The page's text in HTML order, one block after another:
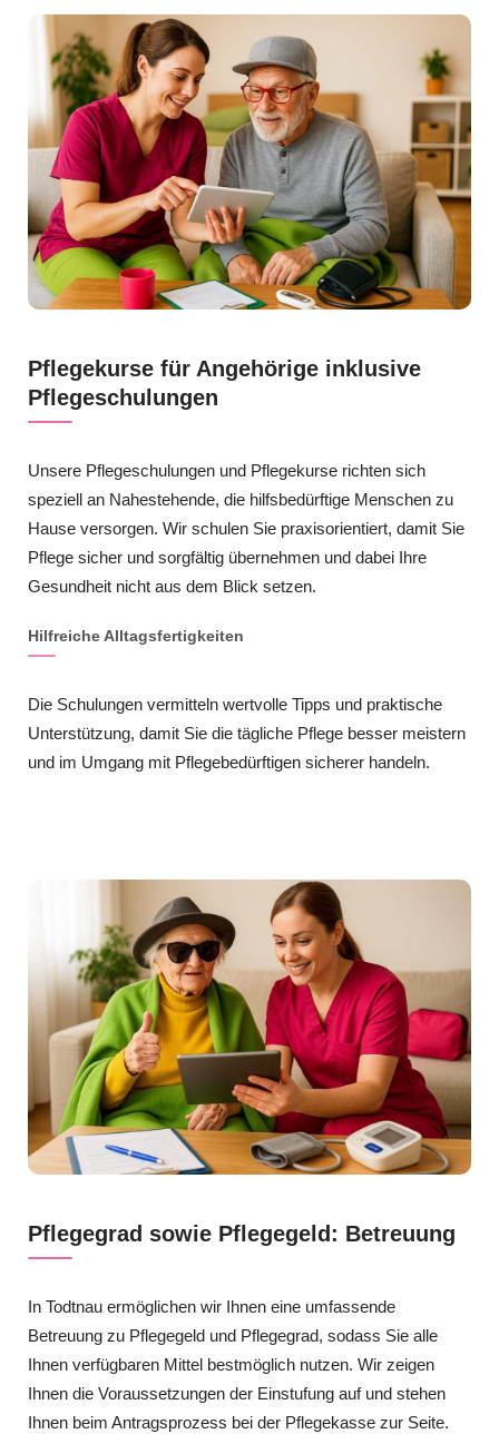
Pflegekurse für Angehörige inklusive
Pflegeschulungen
Unsere Pflegeschulungen und Pflegekurse richten sich
speziell an Nahestehende, die hilfsbedürftige Menschen zu
Hause versorgen. Wir schulen Sie praxisorientiert, damit Sie
Pflege sicher und sorgfältig übernehmen und dabei Ihre
Gesundheit nicht aus dem Blick setzen.
Hilfreiche Alltagsfertigkeiten
Die Schulungen vermitteln wertvolle Tipps und praktische
Unterstützung, damit Sie die tägliche Pflege besser meistern
und im Umgang mit Pflegebedürftigen sicherer handeln.
Pflegegrad sowie Pflegegeld: Betreuung
In Todtnau ermöglichen wir Ihnen eine umfassende
Betreuung zu Pflegegeld und Pflegegrad, sodass Sie alle
Ihnen verfügbaren Mittel bestmöglich nutzen. Wir zeigen
Ihnen die Voraussetzungen der Einstufung auf und stehen
Ihnen beim Antragsprozess bei der Pflegekasse zur Seite.